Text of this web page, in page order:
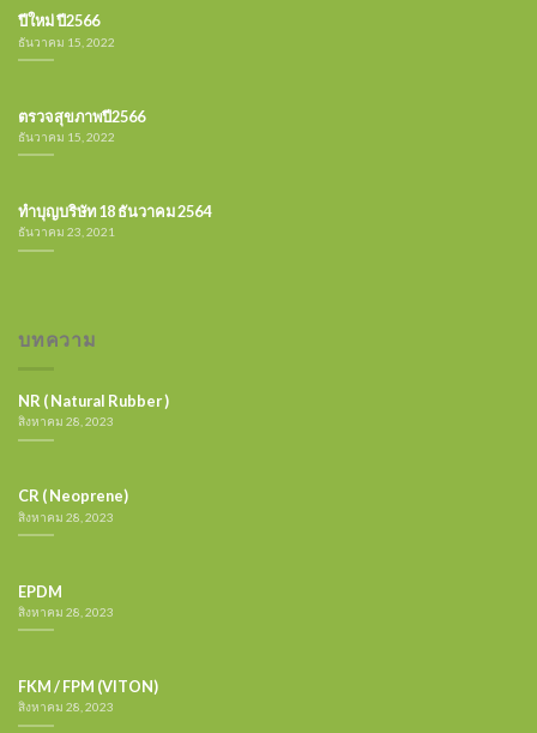
ปีใหม่ ปี2566
ธันวาคม 15, 2022
ตรวจสุขภาพปี2566
ธันวาคม 15, 2022
ทำบุญบริษัท 18 ธันวาคม 2564
ธันวาคม 23, 2021
บทความ
NR ( Natural Rubber )
สิงหาคม 28, 2023
CR ( Neoprene)
สิงหาคม 28, 2023
EPDM
สิงหาคม 28, 2023
FKM / FPM (VITON)
สิงหาคม 28, 2023